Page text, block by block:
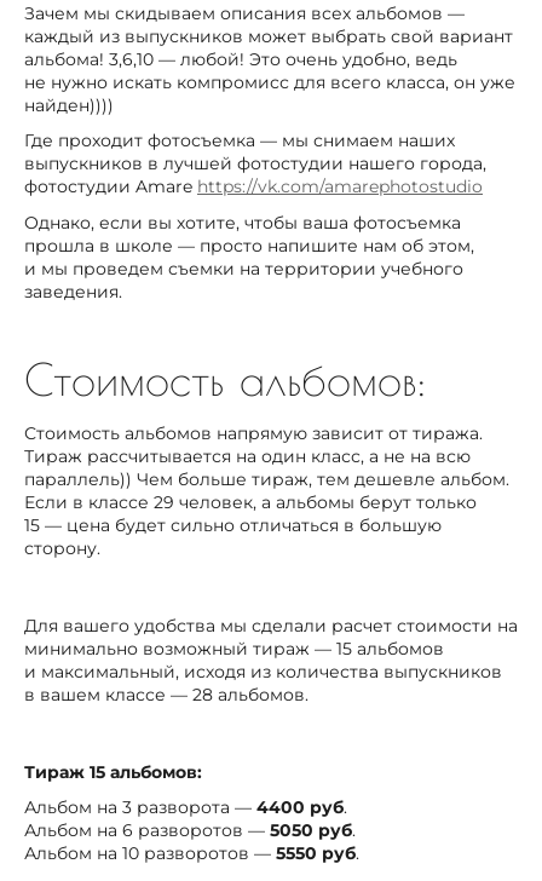
Зачем мы скидываем описания всех альбомов —
каждый из выпускников может выбрать свой вариант
альбома! 3,6,10 — любой! Это очень удобно, ведь
не нужно искать компромисс для всего класса, он уже
найден))))
Где проходит фотосъемка — мы снимаем наших
выпускников в лучшей фотостудии нашего города,
фотостудии Amare https://vk.com/amarephotostudio
Однако, если вы хотите, чтобы ваша фотосъемка
прошла в школе — просто напишите нам об этом,
и мы проведем съемки на территории учебного
заведения.
Стоимость альбомов:
Стоимость альбомов напрямую зависит от тиража.
Тираж рассчитывается на один класс, а не на всю
параллель)) Чем больше тираж, тем дешевле альбом.
Если в классе 29 человек, а альбомы берут только
15 — цена будет сильно отличаться в большую
сторону.
Для вашего удобства мы сделали расчет стоимости на
минимально возможный тираж — 15 альбомов
и максимальный, исходя из количества выпускников
в вашем классе — 28 альбомов.
Тираж 15 альбомов:
Альбом на 3 разворота — 4400 руб.
Альбом на 6 разворотов — 5050 руб.
Альбом на 10 разворотов — 5550 руб.